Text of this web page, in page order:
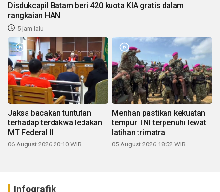
Disdukcapil Batam beri 420 kuota KIA gratis dalam
rangkaian HAN
5 jam lalu
Jaksa bacakan tuntutan
terhadap terdakwa ledakan
MT Federal II
06 August 2026 20:10 WIB
Menhan pastikan kekuatan
tempur TNI terpenuhi lewat
latihan trimatra
05 August 2026 18:52 WIB
Infografik